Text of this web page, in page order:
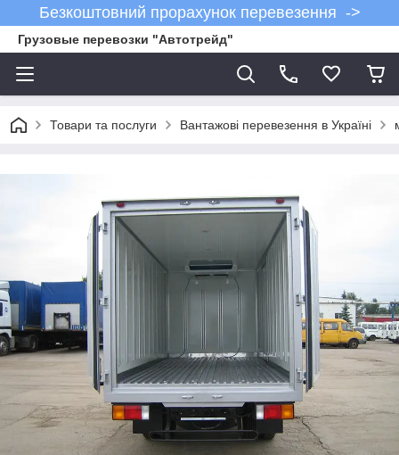
Безкоштовний прорахунок перевезення ->
Грузовые перевозки "Автотрейд"
Товари та послуги Вантажові перевезення в Україні